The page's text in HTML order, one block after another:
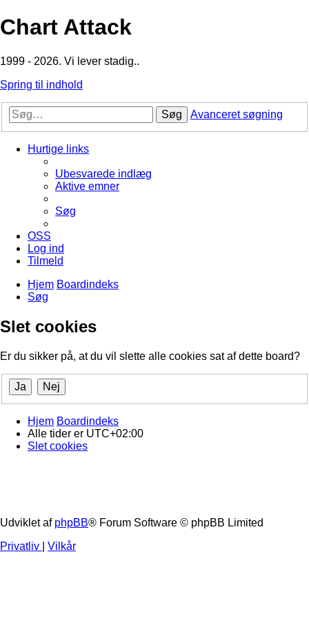
Chart Attack
1999 - 2026. Vi lever stadig..
Spring til indhold
Søg Avanceret søgning
Hurtige links
Ubesvarede indlæg
Aktive emner
Søg
OSS
Log ind
Tilmeld
Hjem Boardindeks
Søg
Slet cookies
Er du sikker på, at du vil slette alle cookies sat af dette board?
Hjem Boardindeks
Alle tider er UTC+02:00
Slet cookies
Udviklet af phpBB® Forum Software © phpBB Limited
Privatliv
Vilkår